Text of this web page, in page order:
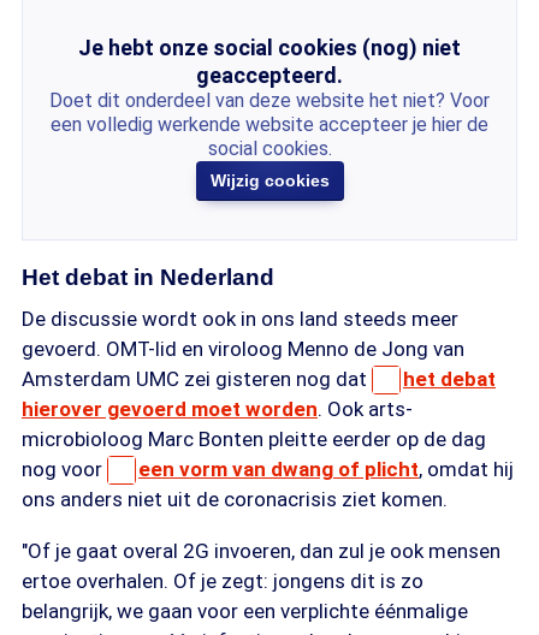
Je hebt onze social cookies (nog) niet
geaccepteerd.
Doet dit onderdeel van deze website het niet? Voor
een volledig werkende website accepteer je hier de
social cookies.
Wijzig cookies
Het debat in Nederland
De discussie wordt ook in ons land steeds meer
gevoerd. OMT-lid en viroloog Menno de Jong van
Amsterdam UMC zei gisteren nog dat
het debat
hierover gevoerd moet worden. Ook arts-
microbioloog Marc Bonten pleitte eerder op de dag
nog voor
een vorm van dwang of plicht, omdat hij
ons anders niet uit de coronacrisis ziet komen.
"Of je gaat overal 2G invoeren, dan zul je ook mensen
ertoe overhalen. Of je zegt: jongens dit is zo
belangrijk, we gaan voor een verplichte éénmalige